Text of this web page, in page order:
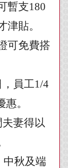
暫支180
津貼。
可免費搭
員工1/4
。
妻得以
中秋及端